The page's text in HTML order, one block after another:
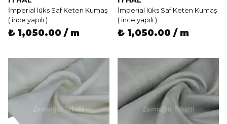
İmperial lüks Saf Keten Kumaş
( ince yapılı )
₺ 1,050.00 / m
İmperial lüks Saf Keten Kumaş
( ince yapılı )
₺ 1,050.00 / m